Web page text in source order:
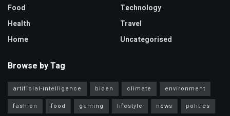
Food
Health
Home
Technology
Travel
Uncategorised
Browse by Tag
artificial-intelligence biden climate
environment
fashion
food gaming lifestyle news politics